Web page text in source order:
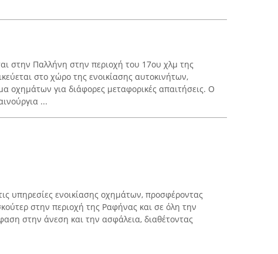
στην Παλλήνη στην περιοχή του 17ου χλμ της
στο χώρο της ενοικίασης αυτοκινήτων,
οχημάτων για διάφορες μεταφορικές απαιτήσεις. Ο
...
υπηρεσίες ενοικίασης οχημάτων, προσφέροντας
στην περιοχή της Ραφήνας και σε όλη την
στην άνεση και την ασφάλεια, διαθέτοντας